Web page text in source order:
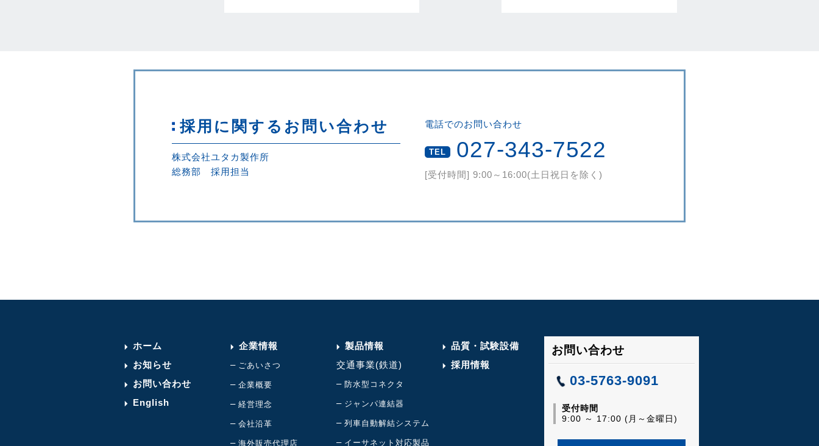
採用に関するお問い合わせ
株式会社ユタカ製作所
総務部 採用担当
電話でのお問い合わせ
TEL 027-343-7522
[受付時間] 9:00～16:00(土日祝日を除く)
ホーム
お知らせ
お問い合わせ
English
企業情報
– ごあいさつ
– 企業概要
– 経営理念
– 会社沿革
– 海外販売代理店
製品情報
交通事業(鉄道)
– 防水型コネクタ
– ジャンパ連結器
– 列車自動解結システム
– イーサネット対応製品
品質・試験設備
採用情報
お問い合わせ
03-5763-9091
受付時間
9:00 ～ 17:00 (月～金曜日)